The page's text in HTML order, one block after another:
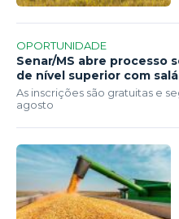
OPORTUNIDADE
Senar/MS abre processo
de nível superior com
As inscrições são gratuitas e
agosto